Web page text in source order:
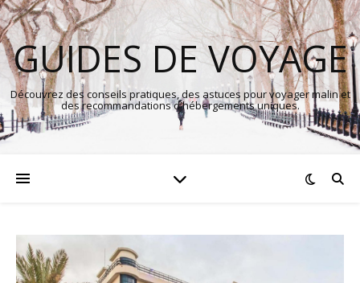
GUIDES DE VOYAGE
Découvrez des conseils pratiques, des astuces pour voyager malin et
des recommandations d'hébergements uniques.